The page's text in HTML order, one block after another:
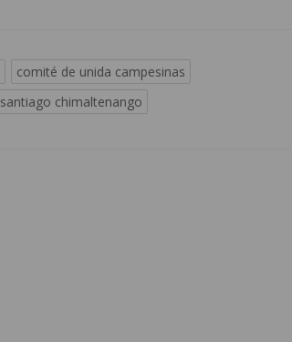
comité de unida campesinas
santiago chimaltenango